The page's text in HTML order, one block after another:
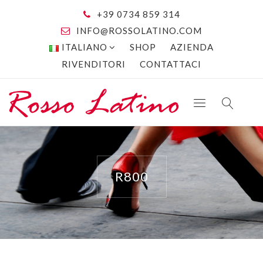
+39 0734 859 314
INFO@ROSSOLATINO.COM
ITALIANO
SHOP
AZIENDA
RIVENDITORI
CONTATTACI
R800